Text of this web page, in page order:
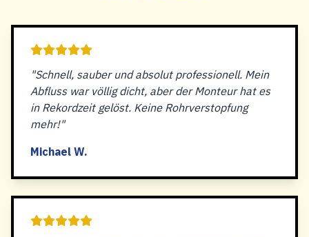
"Schnell, sauber und absolut professionell. Mein
Abfluss war völlig dicht, aber der Monteur hat es
in Rekordzeit gelöst. Keine Rohrverstopfung
mehr!"
Michael W.